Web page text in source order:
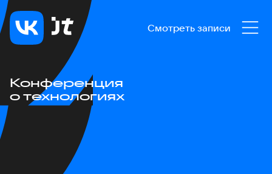
Смотреть записи
Конференция
о технологиях